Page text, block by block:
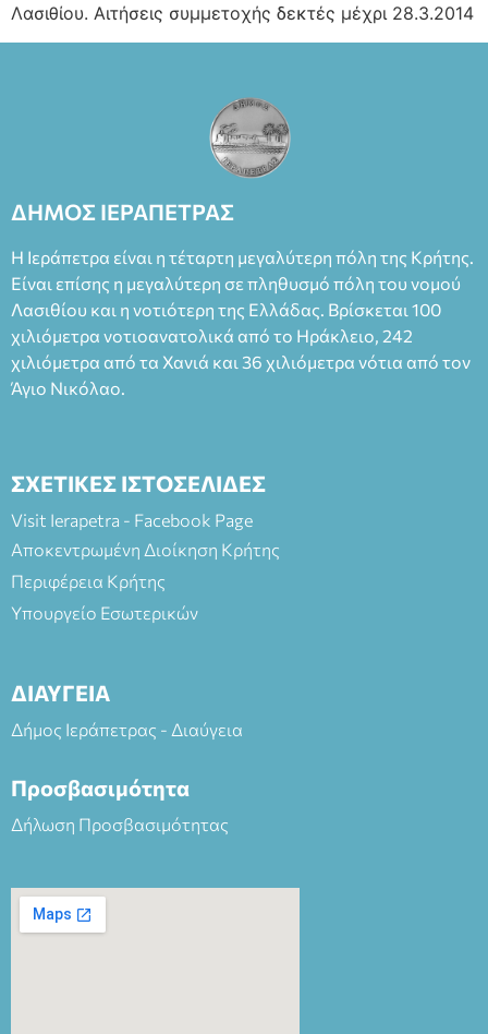
Λασιθίου. Αιτήσεις συμμετοχής δεκτές μέχρι 28.3.2014
ΔΗΜΟΣ ΙΕΡΑΠΕΤΡΑΣ
Η Ιεράπετρα είναι η τέταρτη μεγαλύτερη πόλη της Κρήτης.
Είναι επίσης η μεγαλύτερη σε πληθυσμό πόλη του νομού
Λασιθίου και η νοτιότερη της Ελλάδας. Βρίσκεται 100
χιλιόμετρα νοτιοανατολικά από το Ηράκλειο, 242
χιλιόμετρα από τα Χανιά και 36 χιλιόμετρα νότια από τον
Άγιο Νικόλαο.
ΣΧΕΤΙΚΕΣ ΙΣΤΟΣΕΛΙΔΕΣ
Visit Ierapetra - Facebook Page
Αποκεντρωμένη Διοίκηση Κρήτης
Περιφέρεια Κρήτης
Υπουργείο Εσωτερικών
ΔΙΑΥΓΕΙΑ
Δήμος Ιεράπετρας - Διαύγεια
Προσβασιμότητα
Δήλωση Προσβασιμότητας